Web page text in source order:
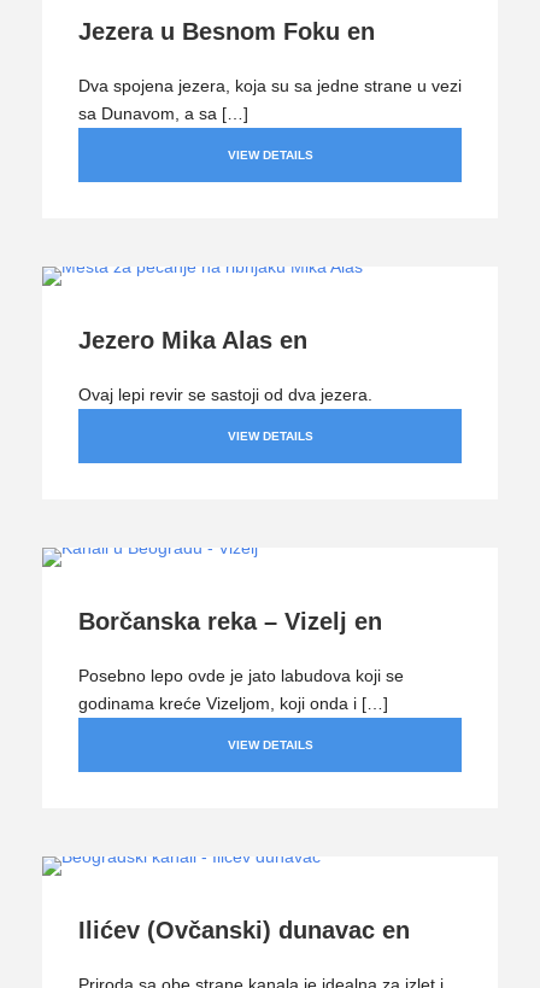
Jezera u Besnom Foku en
Dva spojena jezera, koja su sa jedne strane u vezi
sa Dunavom, a sa […]
VIEW DETAILS
Jezero Mika Alas en
Ovaj lepi revir se sastoji od dva jezera.
VIEW DETAILS
Borčanska reka – Vizelj en
Posebno lepo ovde je jato labudova koji se
godinama kreće Vizeljom, koji onda i […]
VIEW DETAILS
Ilićev (Ovčanski) dunavac en